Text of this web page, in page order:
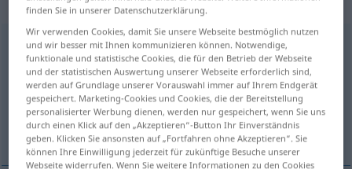
uykulu
Übersicht aller Übersetzungen
(Für mehr Details die Übersetzung anklicken/antippen)
schläfrig, unausgeschlafen
finden Sie in unserer Datenschutzerklärung.
Wir verwenden Cookies, damit Sie unsere Webseite bestmöglich nutzen
und wir besser mit Ihnen kommunizieren können. Notwendige,
funktionale und statistische Cookies, die für den Betrieb der Webseite
und der statistischen Auswertung unserer Webseite erforderlich sind,
werden auf Grundlage unserer Vorauswahl immer auf Ihrem Endgerät
gespeichert. Marketing-Cookies und Cookies, die der Bereitstellung
personalisierter Werbung dienen, werden nur gespeichert, wenn Sie uns
durch einen Klick auf den „Akzeptieren“-Button Ihr Einverständnis
geben. Klicken Sie ansonsten auf „Fortfahren ohne Akzeptieren“. Sie
können Ihre Einwilligung jederzeit für zukünftige Besuche unserer
Webseite widerrufen. Wenn Sie weitere Informationen zu den Cookies